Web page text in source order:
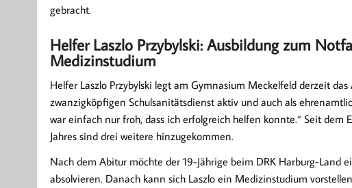
gebracht.
Helfer Laszlo Przybylski: Ausbildung zum
Medizinstudium
Helfer Laszlo Przybylski legt am Gymnasium Meckelfeld derzeit
zwanzigköpfigen Schulsanitätsdienst aktiv und auch als
war einfach nur froh, dass ich erfolgreich helfen konnte.“ Seit
Jahres sind drei weitere hinzugekommen.
Nach dem Abitur möchte der 19-Jährige beim DRK Harburg-Land
absolvieren. Danach kann sich Laszlo ein Medizinstudium